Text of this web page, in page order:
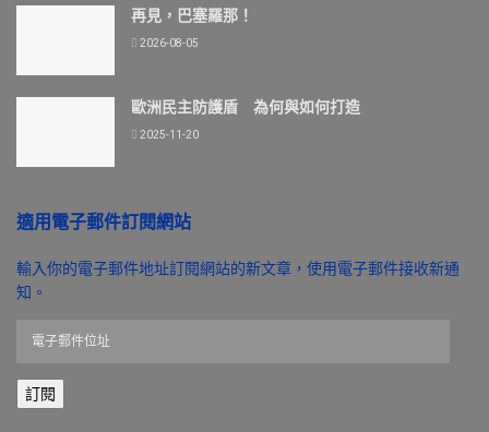
再見，巴塞羅那！
2026-08-05
歐洲民主防護盾 為何與如何打造
2025-11-20
適用電子郵件訂閱網站
輸入你的電子郵件地址訂閱網站的新文章，使用電子郵件接收新通
知。
郵
件訂閱